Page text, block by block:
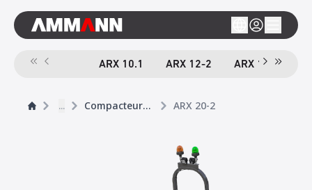
ARX 10.1 ARX 12-2 ARX 16-2
... Compacteurs tandem ARX 20-2